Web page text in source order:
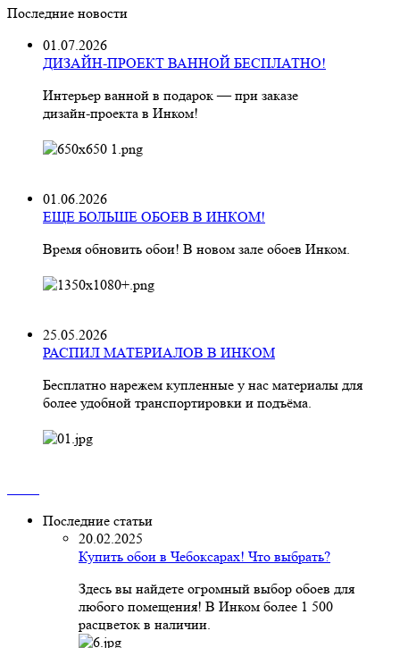
Последние новости
01.07.2026
ДИЗАЙН-ПРОЕКТ ВАННОЙ БЕСПЛАТНО!
Интерьер ванной в подарок — при заказе
дизайн‑проекта в Инком!
01.06.2026
ЕЩЕ БОЛЬШЕ ОБОЕВ В ИНКОМ!
Время обновить обои! В новом зале обоев Инком.
25.05.2026
РАСПИЛ МАТЕРИАЛОВ В ИНКОМ
Бесплатно нарежем купленные у нас материалы для
более удобной транспортировки и подъёма.
Последние статьи
20.02.2025
Купить обои в Чебоксарах! Что выбрать?
Здесь вы найдете огромный выбор обоев для
любого помещения! В Инком более 1 500
расцветок в наличии.